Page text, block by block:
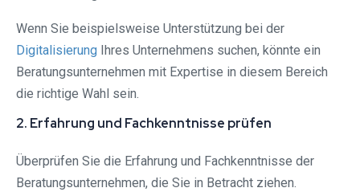
Wenn Sie beispielsweise Unterstützung bei der
Digitalisierung Ihres Unternehmens suchen, könnte ein
Beratungsunternehmen mit Expertise in diesem Bereich
die richtige Wahl sein.
2. Erfahrung und Fachkenntnisse prüfen
Überprüfen Sie die Erfahrung und Fachkenntnisse der
Beratungsunternehmen, die Sie in Betracht ziehen.